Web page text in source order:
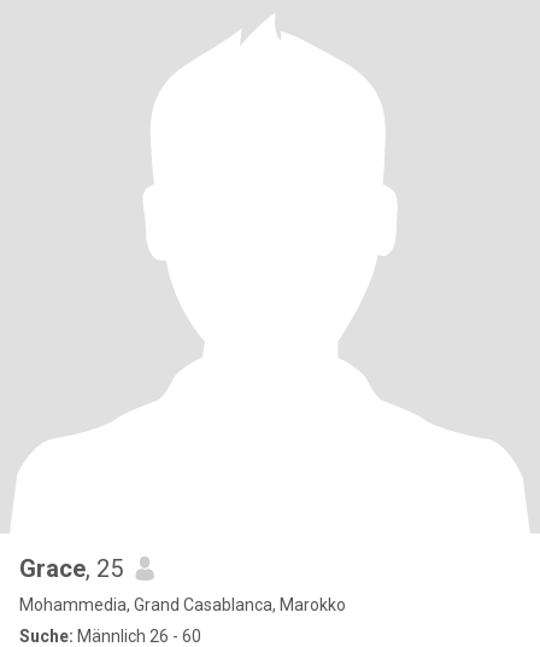
Grace, 25
Mohammedia, Grand Casablanca, Marokko
Suche: Männlich 26 - 60